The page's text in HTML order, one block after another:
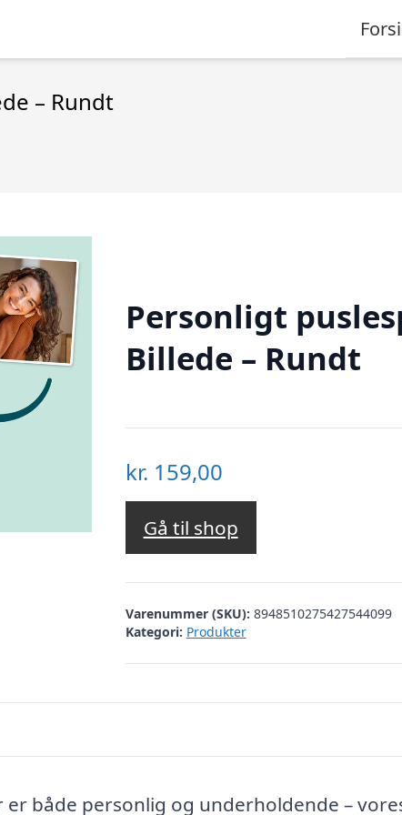
– Rundt
Personligt
Billede – Rundt
kr. 159,00
Gå til shop
Varenummer (SKU): 8948510275427544099
Kategori: Produkter
både personlig og underholdende –